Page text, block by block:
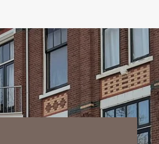
and rear. The open kitchen connects
with a built in dishwasher, oven, 6
machine, refrigerator and
enjoys cooking.
a generous bedroom with direct access to
facing roof terrace. The terrace is
a comfortable lounge set, ideal for warm
At the front you’ll find two additional
a home office, children’s room or guest